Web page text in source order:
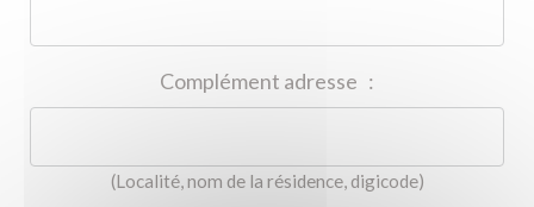
:
(Localité, nom de la résidence, digicode)